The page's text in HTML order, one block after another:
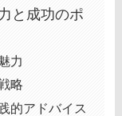
と成功のポ
力
略
的アドバイス